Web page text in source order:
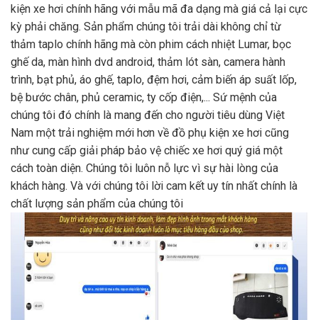
kiện xe hơi chính hãng với mẫu mã đa dạng mà giá cả lại cực
kỳ phải chăng. Sản phẩm chúng tôi trải dài không chỉ từ
thảm taplo chính hãng mà còn phim cách nhiệt Lumar, bọc
ghế da, màn hình dvd android, thảm lót sàn, camera hành
trình, bạt phủ, áo ghế, taplo, đệm hơi, cảm biến áp suất lốp,
bệ bước chân, phủ ceramic, ty cốp điện,... Sứ mệnh của
chúng tôi đó chính là mang đến cho người tiêu dùng Việt
Nam một trải nghiệm mới hơn về đồ phụ kiện xe hơi cũng
như cung cấp giải pháp bảo vệ chiếc xe hơi quý giá một
cách toàn diện. Chúng tôi luôn nỗ lực vì sự hài lòng của
khách hàng. Và với chúng tôi lời cam kết uy tín nhất chính là
chất lượng sản phẩm của chúng tôi